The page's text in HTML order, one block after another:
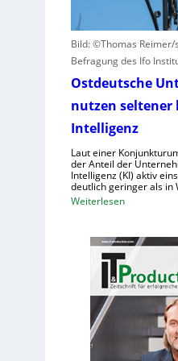
N
S
-
2
v
e
r
u
s
a
c
h
e
n
h
e
K
o
u
f
h
u
a
n
o
i
d
e
b
o
t
e
Bild: ©Thomas Reimer/
Befragung des Ifo
Ostdeutsche
nutzen seltener
Intelligenz
Laut einer
der Anteil der
Intelligenz (KI) aktiv
deutlich geringer als in
Weiterlesen:
s
t
d
e